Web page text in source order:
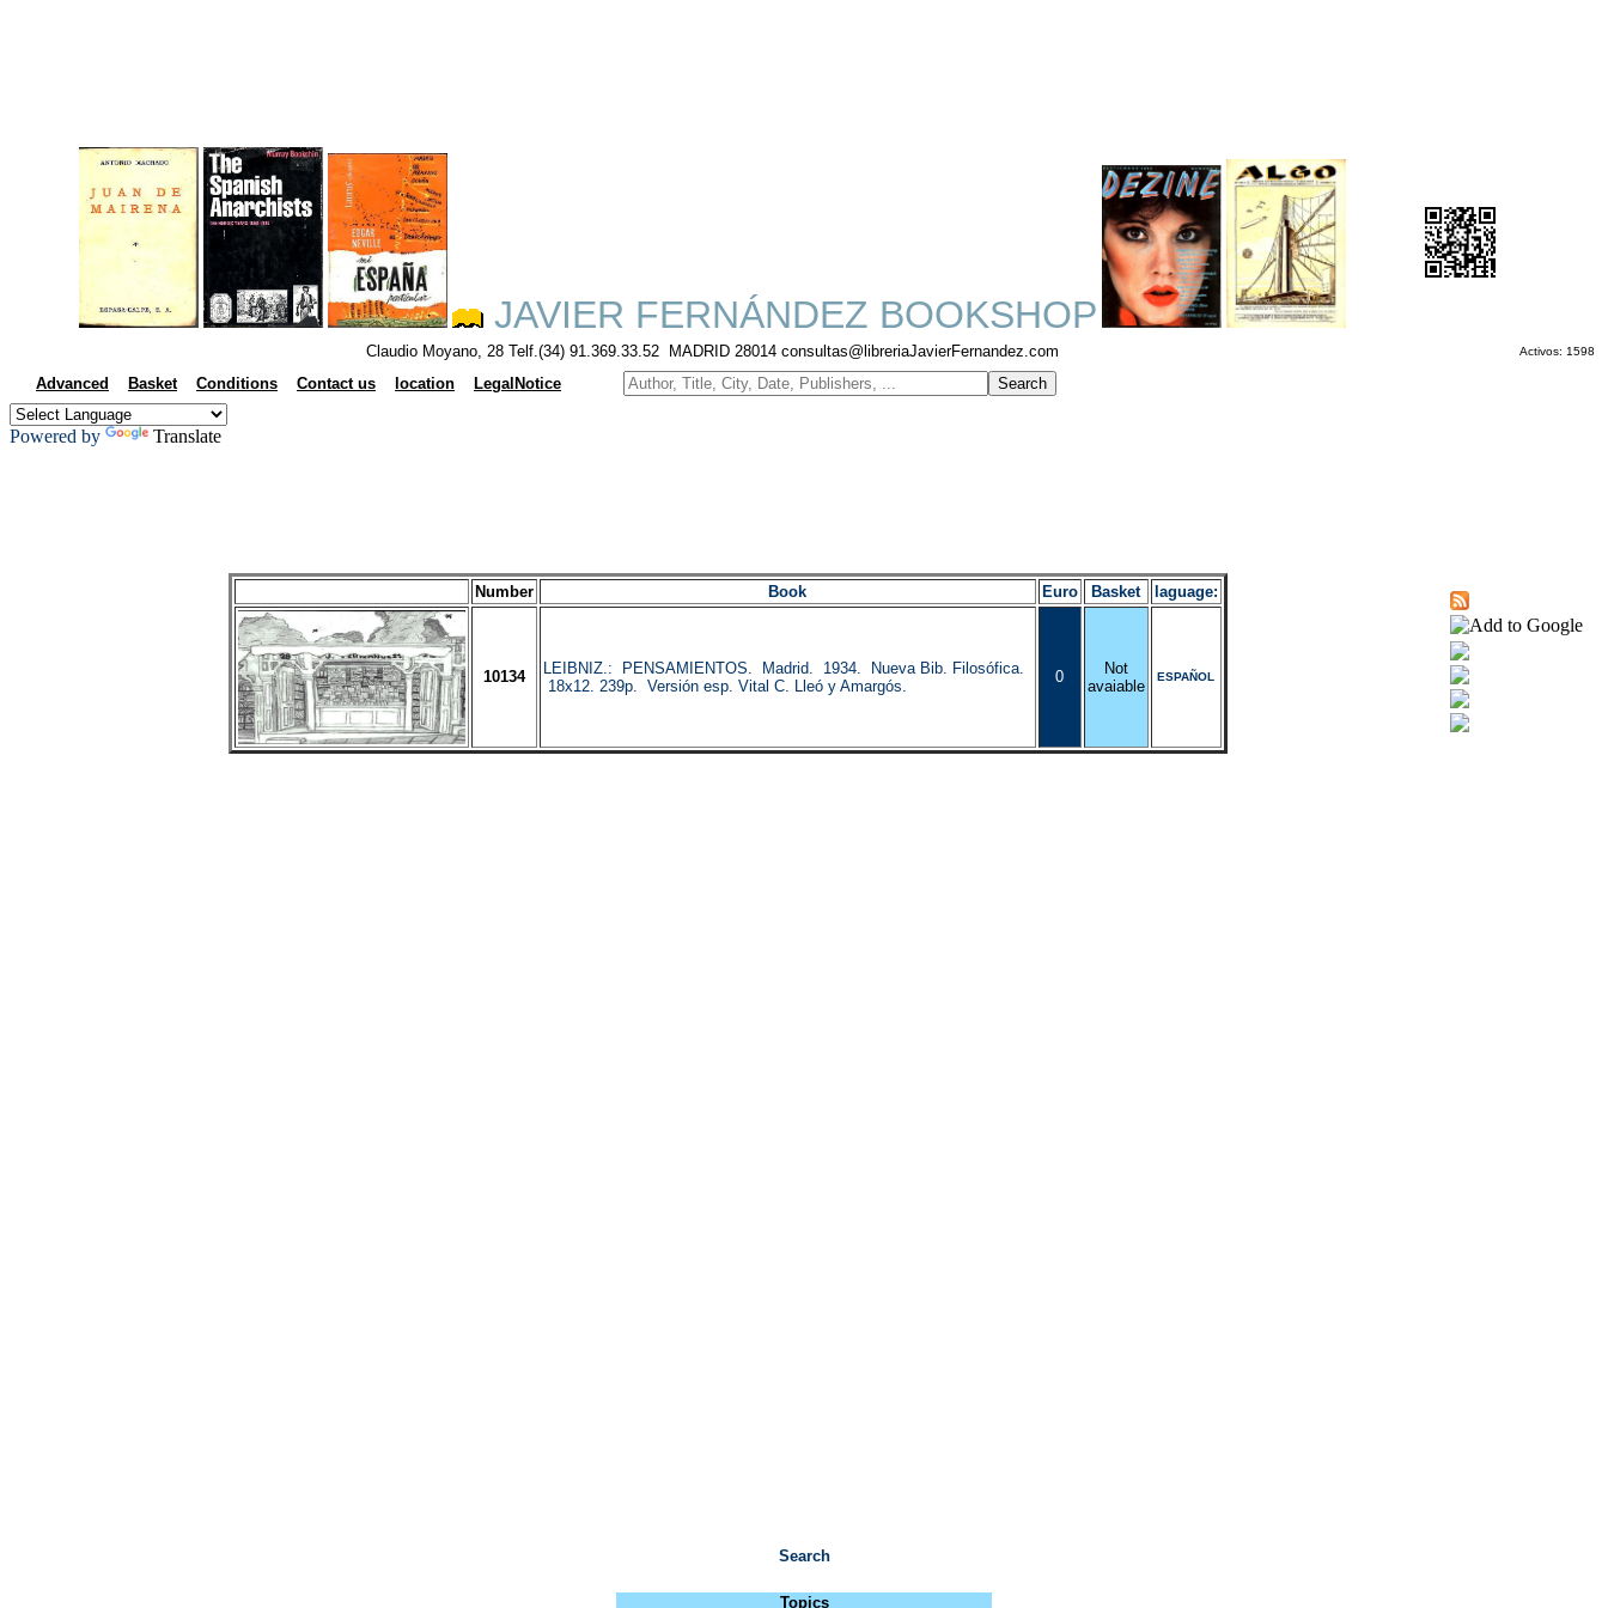
JAVIER FERNÁNDEZ BOOKSHOP
Claudio Moyano, 28 Telf.(34) 91.369.33.52 MADRID 28014 consultas@libreriaJavierFernandez.com Activos: 1598
Advanced Basket Conditions Contact us location LegalNotice
Powered by Translate
Number Book Euro Basket laguage:
10134
LEIBNIZ.: PENSAMIENTOS. Madrid. 1934. Nueva Bib. Filosófica.
18x12. 239p. Versión esp. Vital C. Lleó y Amargós.
0
Not
avaiable
ESPAÑOL
Search
Topics